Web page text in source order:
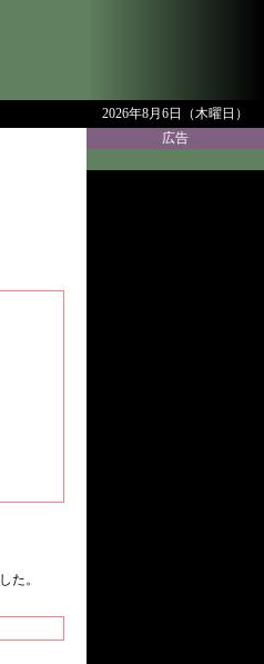
た。
2026年8月6日（木曜日）
広告